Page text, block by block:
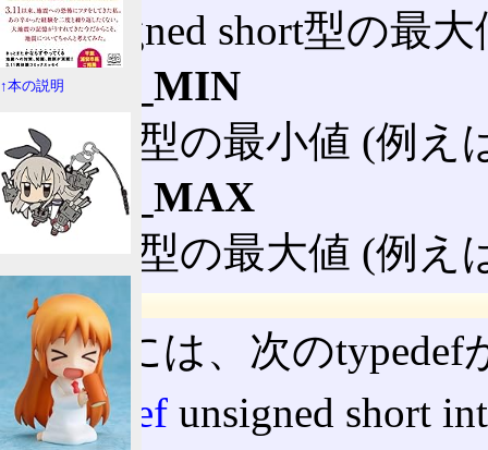
unsigned short型の最
SHRT_MIN
short型の最小値 (例え
SHRT_MAX
short型の最大値 (例え
typedef
ISO Cには、次の
typedef unsigned short
↑本の説明